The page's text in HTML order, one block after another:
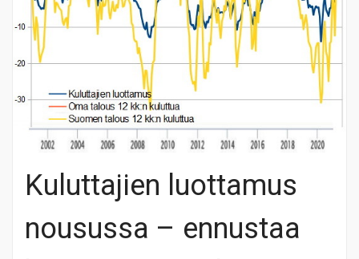
Kuluttajien luottamus
nousussa – ennustaa